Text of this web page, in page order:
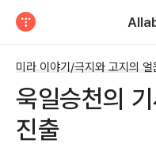
미라 이야기/극지와 고지의 얼
욱일승천의
진출